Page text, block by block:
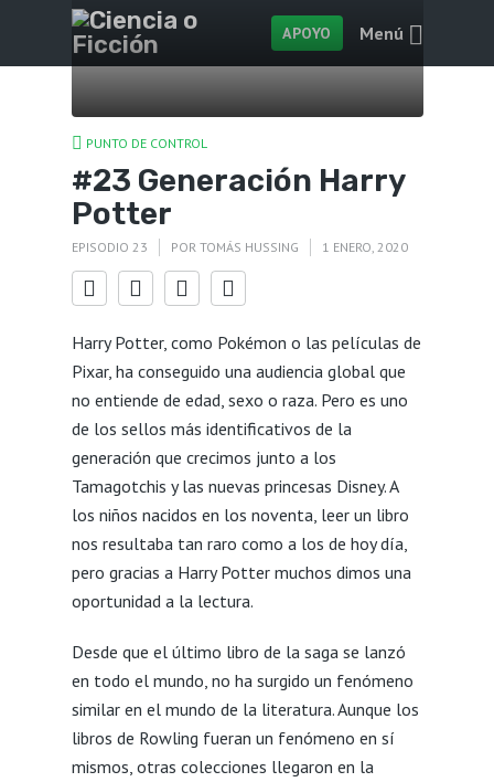
APOYO Menú
PUNTO DE CONTROL
#23 Generación Harry
Potter
EPISODIO 23 POR TOMÁS HUSSING 1 ENERO, 2020
Harry Potter, como Pokémon o las películas de
Pixar, ha conseguido una audiencia global que
no entiende de edad, sexo o raza. Pero es uno
de los sellos más identificativos de la
generación que crecimos junto a los
Tamagotchis y las nuevas princesas Disney. A
los niños nacidos en los noventa, leer un libro
nos resultaba tan raro como a los de hoy día,
pero gracias a Harry Potter muchos dimos una
oportunidad a la lectura.
Desde que el último libro de la saga se lanzó
en todo el mundo, no ha surgido un fenómeno
similar en el mundo de la literatura. Aunque los
libros de Rowling fueran un fenómeno en sí
mismos, otras colecciones llegaron en la